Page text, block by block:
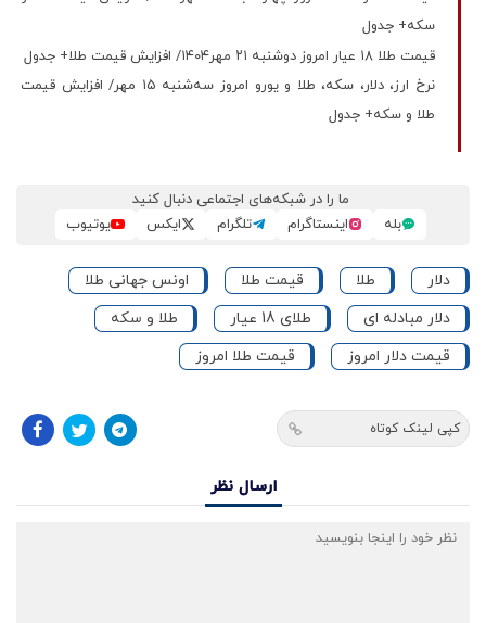
سکه+ جدول
قیمت طلا ۱۸ عیار امروز دوشنبه ۲۱ مهر۱۴۰۴/ افزایش قیمت طلا+ جدول
نرخ ارز، دلار، سکه، طلا و یورو امروز سه‌شنبه ۱۵ مهر/ افزایش قیمت
طلا و سکه+ جدول
ما را در شبکه‌های اجتماعی دنبال کنید
بله
اینستاگرام تلگرام ایکس یوتیوب
دلار طلا قیمت طلا
اونس جهانی طلا
دلار مبادله ای
طلای 18 عیار
طلا و سکه
قیمت دلار امروز
قیمت طلا امروز
کپی لینک کوتاه
ارسال نظر